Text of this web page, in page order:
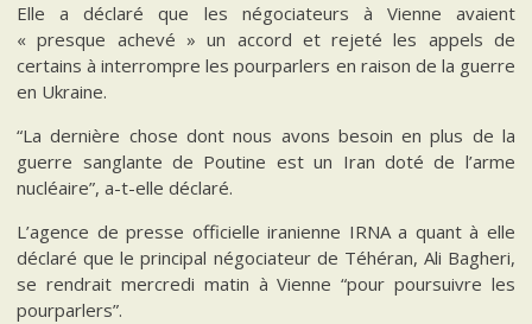
Elle a déclaré que les négociateurs à Vienne avaient
« presque achevé » un accord et rejeté les appels de
certains à interrompre les pourparlers en raison de la guerre
en Ukraine.
“La dernière chose dont nous avons besoin en plus de la
guerre sanglante de Poutine est un Iran doté de l’arme
nucléaire”, a-t-elle déclaré.
L’agence de presse officielle iranienne IRNA a quant à elle
déclaré que le principal négociateur de Téhéran, Ali Bagheri,
se rendrait mercredi matin à Vienne “pour poursuivre les
pourparlers”.